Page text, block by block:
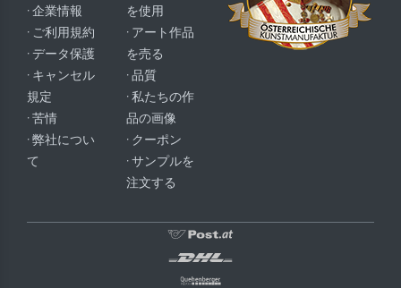
· 企業情報
· ご利用規約
· データ保護
· キャンセル
規定
· 苦情
· 弊社につい
て
を使用
· アート作品
を売る
· 品質
· 私たちの作
品の画像
· クーポン
· サンプルを
注文する